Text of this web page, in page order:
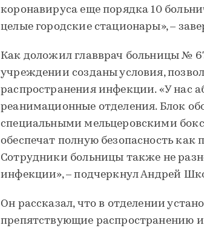
коронавируса еще порядка 10
целые городские стационары», –
Как доложил главврач больницы №
учреждении созданы условия,
распространения инфекции. «У нас
реанимационные отделения. Блок
специальными мельцеровскими
обеспечат полную безопасность как
Сотрудники больницы также не
инфекции», – подчеркнул Андрей
Он рассказал, что в отделении
препятствующие распространению